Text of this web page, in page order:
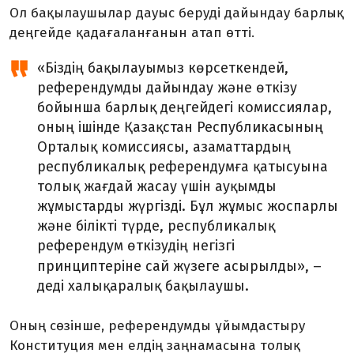
Ол бақылаушылар дауыс беруді дайындау барлық
деңгейде қадағаланғанын атап өтті.
«Біздің бақылауымыз көрсеткендей,
референдумды дайындау және өткізу
бойынша барлық деңгейдегі комиссиялар,
оның ішінде Қазақстан Республикасының
Орталық комиссиясы, азаматтардың
республикалық референдумға қатысуына
толық жағдай жасау үшін ауқымды
жұмыстарды жүргізді. Бұл жұмыс жоспарлы
және білікті түрде, республикалық
референдум өткізудің негізгі
принциптеріне сай жүзеге асырылды», –
деді халықаралық бақылаушы.
Оның сөзінше, референдумды ұйымдастыру
Конституция мен елдің заңнамасына толық